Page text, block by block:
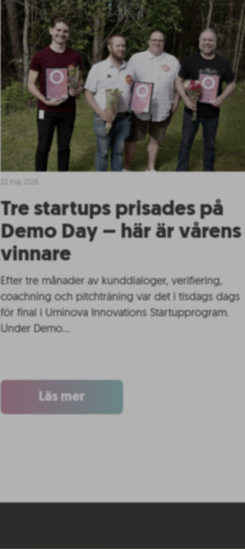
Tre startups prisades på
Demo Day – här är vårens
vinnare
Efter tre månader av kunddialoger, verifiering,
coachning och pitchträning var det i tisdags dags
för final i Uminova Innovations Startupprogram.
Under Demo…
Läs mer